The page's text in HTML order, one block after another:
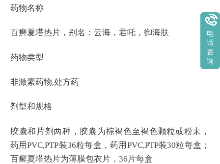
药物名称
百癣夏塔热片，别名：云海，君吒，御海肤
药物类型
非激素药物,处方药
剂型和规格
胶囊和片剂两种，胶囊为棕褐色至褐色颗粒或粉末，
药用PVC,PTP装36粒每盒，药用PVC,PTP装30粒每盒；
百癣夏塔热片为薄膜包衣片，36片每盒
电
话
咨
询